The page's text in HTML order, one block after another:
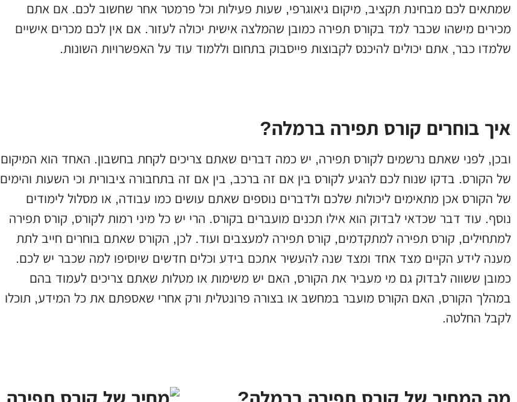
שמתאים לכם מבחינת תקציב, מיקום גיאוגרפי, שעות פעילות וכל פרמטר אחר שחשוב לכם. אם אתם
מכירים מישהו שכבר למד בקורס תפירה כמובן שהמלצה אישית יכולה לעזור. אם אין לכם מכרים אישיים
שלמדו כבר, אתם יכולים להיכנס לקבוצות פייסבוק בתחום וללמוד עוד על האפשרויות השונות.
איך בוחרים קורס תפירה ברמלה?
ובכן, לפני שאתם נרשמים לקורס תפירה, יש כמה דברים שאתם צריכים לקחת בחשבון. האחד הוא המיקום
של הקורס. בדקו שנוח לכם להגיע לקורס בין אם זה ברכב, בין אם זה בתחבורה ציבורית וכי השעות והימים
של הקורס אכן מתאימים ליכולות שלכם ולדברים נוספים שאתם עושים כמו עבודה, או מסלול לימודים
נוסף. עוד דבר שכדאי לבדוק הוא אילו תכנים מועברים בקורס. הרי יש כל מיני רמות לקורס, קורס תפירה
למתחילים, קורס תפירה למתקדמים, קורס תפירה למעצבים ועוד. לכן, הקורס שאתם בוחרים חייב לתת
מענה לידע הקיים מצד אחד ומצד שנה להעשיר אתכם בידע וכלים חדשים שיוסיפו למה שכבר יש לכם.
כמובן ששווה לבדוק גם מי מעביר את הקורס, האם יש משימות או מטלות שאתם צריכים לעמוד בהם
במהלך הקורס, האם הקורס מועבר במחשב או בצורה פרונטלית ורק אחרי שאספתם את כל המידע, תוכלו
לקבל החלטה.